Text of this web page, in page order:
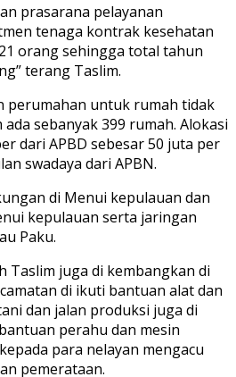
prasarana pelayanan
tenaga kontrak kesehatan
orang sehingga total tahun
terang Taslim.
perumahan untuk rumah tidak
sebanyak 399 rumah. Alokasi
dari APBD sebesar 50 juta per
swadaya dari APBN.
di Menui kepulauan dan
kepulauan serta jaringan
Paku.
Taslim juga di kembangkan di
di ikuti bantuan alat dan
dan jalan produksi juga di
perahu dan mesin
para nelayan mengacu
pemerataan.